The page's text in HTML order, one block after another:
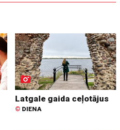
Latgale gaida ceļotājus
© DIENA